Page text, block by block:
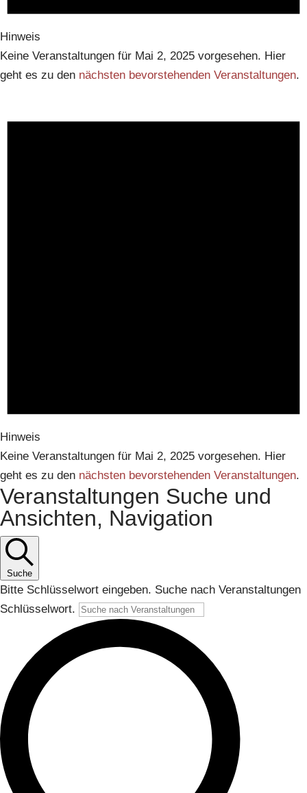
Hinweis
Keine Veranstaltungen für Mai 2, 2025 vorgesehen. Hier
geht es zu den nächsten bevorstehenden Veranstaltungen.
Hinweis
Keine Veranstaltungen für Mai 2, 2025 vorgesehen. Hier
geht es zu den nächsten bevorstehenden Veranstaltungen.
Veranstaltungen Suche und
Ansichten, Navigation
Suche
Bitte Schlüsselwort eingeben. Suche nach Veranstaltungen
Schlüsselwort.